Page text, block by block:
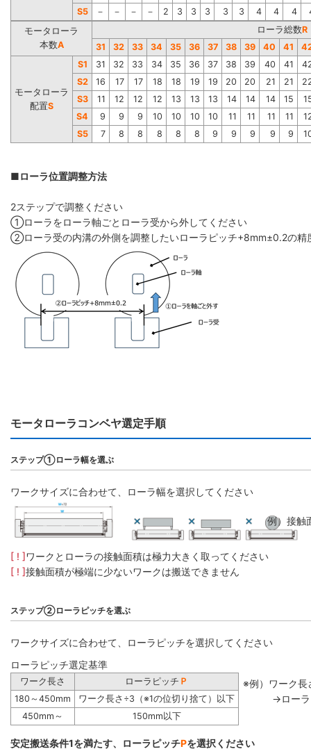
S5
－ － － － 2 3 3 3 3 3 4 4 4
モータローラ
本数A
ローラ総数R
31
32 33 34 35 36 37 38 39 40 41
モータローラ
配置S
S1 31 32 33 34 35 36 37 38 39 40 41
S2
16 17 17 18 18 19 19 20 20 21 21
S3
11 12 12 12 13 13 13 14 14 14 15
S4
9 9 9 10 10 10 10 11 11 11 11
S5
7 8 8 8 8 8 9 9 9 9 9
■ローラ位置調整方法
2ステップで調整ください
①ローラをローラ軸ごとローラ受から外してください
②ローラ受の内溝の外側を調整したいローラピッチ+8mm±0.2の精
モータローラコンベヤ選定手順
ステップ①ローラ幅を選ぶ
ワークサイズに合わせて、ローラ幅を選択してください
例）接触
[ ! ]ワークとローラの接触面積は極力大きく取ってください
[ ! ]接触面積が極端に少ないワークは搬送できません
ステップ②ローラピッチを選ぶ
ワークサイズに合わせて、ローラピッチを選択してください
ローラピッチ選定基準
ワーク長さ ローラピッチ Ｐ
180～450mm
ワーク長さ÷3（※1の位切り捨て）以下
450mm～
150mm以下
※例）ワーク
→ローラ
安定搬送条件1を満たす、ローラピッチPを選択ください